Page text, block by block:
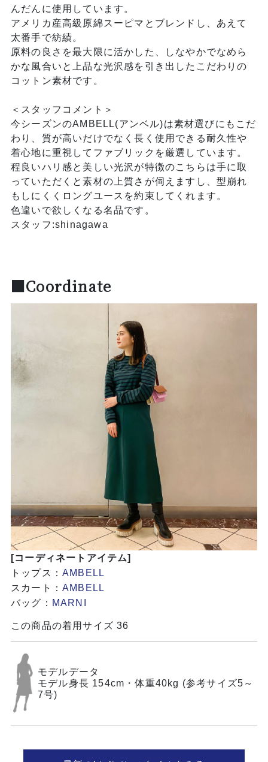
んだんに使用しています。
アメリカ産高級原綿スーピマとブレンドし、あえて
太番手で紡績。
原料の良さを最大限に活かした、しなやかでなめら
かな風合いと上品な光沢感を引き出したこだわりの
コットン素材です。
＜スタッフコメント＞
今シーズンのAMBELL(アンベル)は素材選びにもこだ
わり、質が高いだけでなく長く使用できる耐久性や
着心地に重視してファブリックを厳選しています。
程良いハリ感と美しい光沢が特徴のこちらは手に取
っていただくと素材の上質さが伺えますし、型崩れ
もしにくくロングユースを約束してくれます。
色違いで欲しくなる名品です。
スタッフ:shinagawa
■Coordinate
[コーディネートアイテム]
トップス： AMBELL
スカート： AMBELL
バッグ： MARNI
この商品の着用サイズ 36
モデルデータ
モデル身長 154cm・体重40kg (参考サイズ5～
7号)